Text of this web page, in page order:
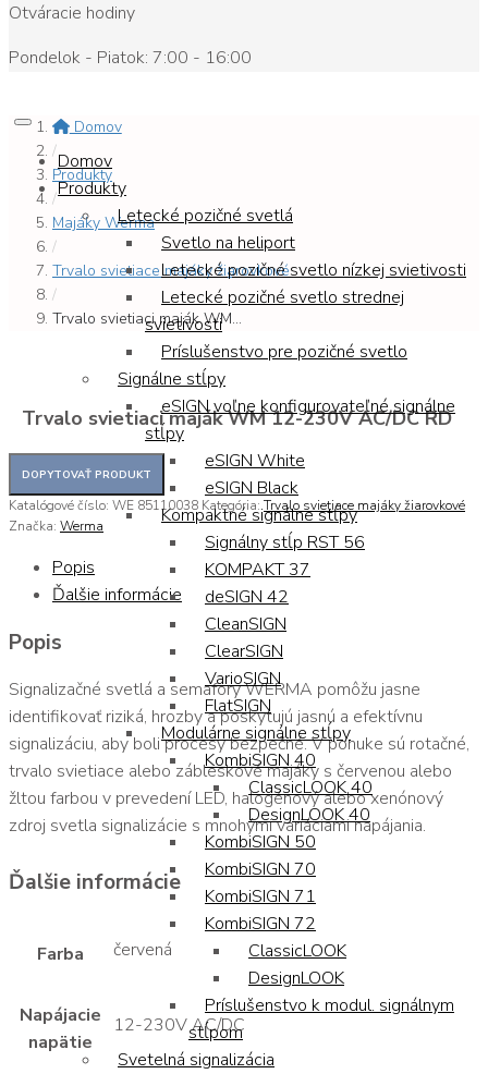
Otváracie hodiny
Pondelok - Piatok: 7:00 - 16:00
Domov
Produkty
Letecké pozičné svetlá
Svetlo na heliport
Letecké pozičné svetlo nízkej svietivosti
Letecké pozičné svetlo strednej
svietivosti
Príslušenstvo pre pozičné svetlo
Signálne stĺpy
eSIGN voľne konfigurovateľné signálne
stĺpy
eSIGN White
eSIGN Black
Kompaktné signálne stĺpy
Signálny stĺp RST 56
KOMPAKT 37
deSIGN 42
CleanSIGN
ClearSIGN
VarioSIGN
FlatSIGN
Modulárne signálne stĺpy
KombiSIGN 40
ClassicLOOK 40
DesignLOOK 40
KombiSIGN 50
KombiSIGN 70
KombiSIGN 71
KombiSIGN 72
ClassicLOOK
DesignLOOK
Príslušenstvo k modul. signálnym
stĺpom
Svetelná signalizácia
Domov
/
Produkty
/
Majáky Werma
/
Trvalo svietiace majáky žiarovkové
/
Trvalo svietiaci maják WM...
Trvalo svietiaci maják WM 12-230V AC/DC RD
Katalógové číslo: WE 85110038 Kategória:Trvalo svietiace majáky žiarovkové
Značka: Werma
Popis
Ďalšie informácie
Popis
Signalizačné svetlá a semafory WERMA pomôžu jasne
identifikovať riziká, hrozby a poskytujú jasnú a efektívnu
signalizáciu, aby boli procesy bezpečné. V ponuke sú rotačné,
trvalo svietiace alebo zábleskové majáky s červenou alebo
žltou farbou v prevedení LED, halogénový alebo xenónový
zdroj svetla signalizácie s mnohými variáciami napájania.
Ďalšie informácie
Farba červená
Napájacie
napätie
12-230V AC/DC